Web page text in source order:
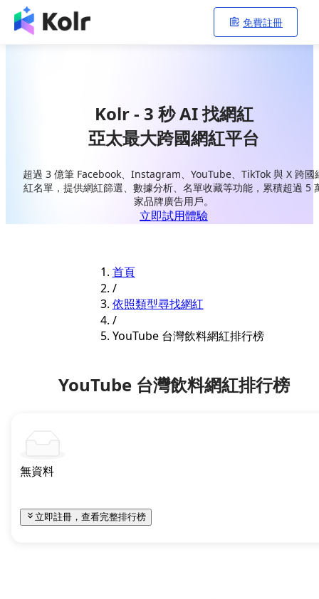
免費註冊
Kolr - 3 秒 AI 找網紅
亞太最大跨國網紅平台
超過 3 億筆 Facebook、Instagram、YouTube、TikTok 與 X 跨國
紅名單，提供網紅篩選、數據分析、名單收藏等功能，累積超過 5
家品牌廣告用戶。
立即試用體驗
首頁
/
依照類型尋找網紅
/
YouTube 台灣飲料網紅排行榜
YouTube 台灣飲料網紅排行榜
無資料
立即註冊，查看完整排行榜